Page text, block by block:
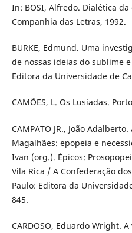
In: BOSI, Alfredo. Dialética da
Companhia das Letras, 1992.
BURKE, Edmund. Uma
de nossas ideias do sublime
Editora da Universidade de
CAMÕES, L. Os Lusíadas.
CAMPATO JR., João
Magalhães: epopeia e
Ivan (org.). Épicos:
Vila Rica / A Confederação
Paulo: Editora da
845.
CARDOSO, Eduardo Wright.